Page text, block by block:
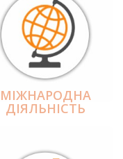
МІЖНАРОДНА
ДІЯЛЬНІCТЬ